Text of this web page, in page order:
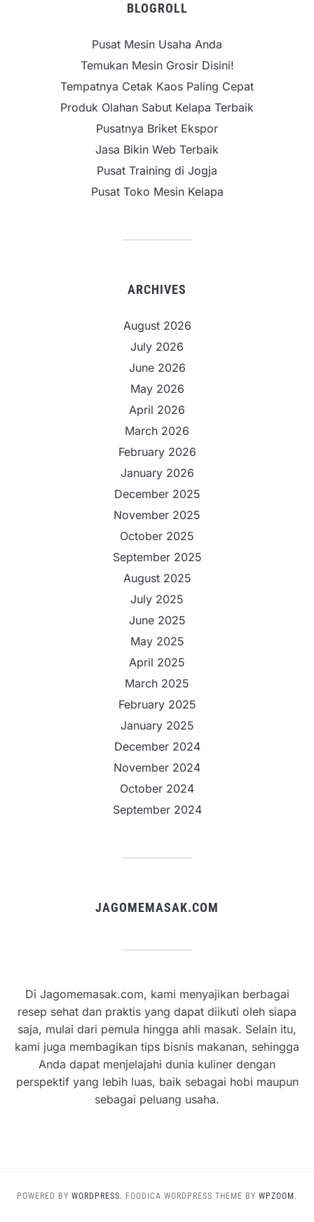
BLOGROLL
Pusat Mesin Usaha Anda
Temukan Mesin Grosir Disini!
Tempatnya Cetak Kaos Paling Cepat
Produk Olahan Sabut Kelapa Terbaik
Pusatnya Briket Ekspor
Jasa Bikin Web Terbaik
Pusat Training di Jogja
Pusat Toko Mesin Kelapa
ARCHIVES
August 2026
July 2026
June 2026
May 2026
April 2026
March 2026
February 2026
January 2026
December 2025
November 2025
October 2025
September 2025
August 2025
July 2025
June 2025
May 2025
April 2025
March 2025
February 2025
January 2025
December 2024
November 2024
October 2024
September 2024
JAGOMEMASAK.COM
Di Jagomemasak.com, kami menyajikan berbagai
resep sehat dan praktis yang dapat diikuti oleh siapa
saja, mulai dari pemula hingga ahli masak. Selain itu,
kami juga membagikan tips bisnis makanan, sehingga
Anda dapat menjelajahi dunia kuliner dengan
perspektif yang lebih luas, baik sebagai hobi maupun
sebagai peluang usaha.
POWERED BY WORDPRESS. FOODICA WORDPRESS THEME BY WPZOOM.